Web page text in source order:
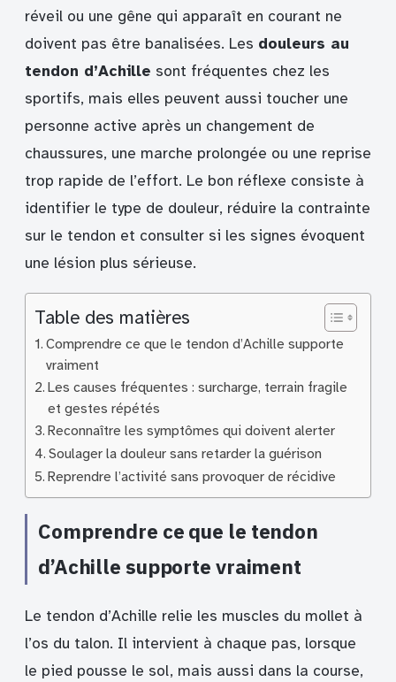
réveil ou une gêne qui apparaît en courant ne
doivent pas être banalisées. Les douleurs au
tendon d’Achille sont fréquentes chez les
sportifs, mais elles peuvent aussi toucher une
personne active après un changement de
chaussures, une marche prolongée ou une reprise
trop rapide de l’effort. Le bon réflexe consiste à
identifier le type de douleur, réduire la contrainte
sur le tendon et consulter si les signes évoquent
une lésion plus sérieuse.
Table des matières
Comprendre ce que le tendon d’Achille supporte
vraiment
Les causes fréquentes : surcharge, terrain fragile
et gestes répétés
Reconnaître les symptômes qui doivent alerter
Soulager la douleur sans retarder la guérison
Reprendre l’activité sans provoquer de récidive
Comprendre ce que le tendon
d’Achille supporte vraiment
Le tendon d’Achille relie les muscles du mollet à
l’os du talon. Il intervient à chaque pas, lorsque
le pied pousse le sol, mais aussi dans la course,